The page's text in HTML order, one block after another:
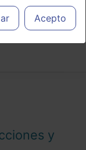
y decidir, en
a lasAcepto
y